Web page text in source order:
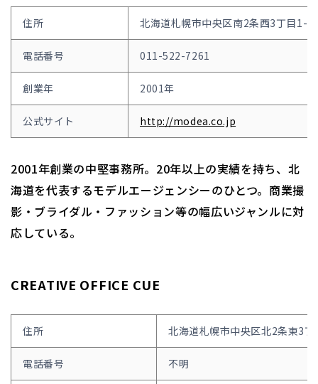
住所 北海道札幌市中央区南2条西3丁目1-7
電話番号 011-522-7261
創業年 2001年
公式サイト http://modea.co.jp
2001年創業の中堅事務所。20年以上の実績を持ち、北
海道を代表するモデルエージェンシーのひとつ。商業撮
影・ブライダル・ファッション等の幅広いジャンルに対
応している。
CREATIVE OFFICE CUE
住所 北海道札幌市中央区北2条東3丁
電話番号 不明